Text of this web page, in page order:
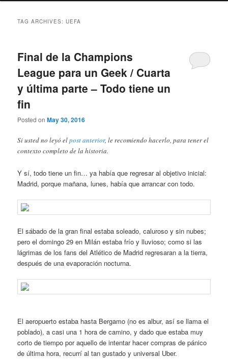
TAG ARCHIVES:UEFA
Final de la Champions
League para un Geek / Cuarta
y última parte – Todo tiene un
fin
Posted onMay 30, 2016
Si usted no leyó elpost anterior, le recomiendo hacerlo, para tener el
contexto completo de la historia.
Y sí, todo tiene un fin… ya había que regresar al objetivo inicial:
Madrid, porque mañana, lunes, había que arrancar con todo.
El sábado de la gran final estaba soleado, caluroso y sin nubes;
pero el domingo 29 en Milán estaba frío y lluvioso; como si las
lágrimas de los fans del Atlético de Madrid regresaran a la tierra,
después de una evaporación nocturna.
El aeropuerto estaba hasta Bergamo (no es albur, así se llama el
poblado), a casi una 1 hora de camino, y dado que estaba muy
corto de tiempo por aquello de intentar hacer compras de pánico
de última hora, recurrí al tan gustado y universal Uber.